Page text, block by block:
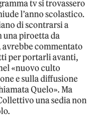
tv si trovassero
l’anno scolastico.
di scontrarsi a
una piroetta da
avrebbe commentato
per portarli avanti,
«nuovo culto
e sulla diffusione
Quelo». Ma
una sedia non